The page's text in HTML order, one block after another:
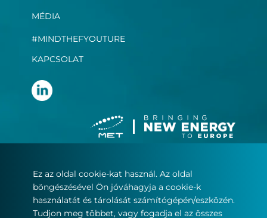
MÉDIA
#MINDTHEFYOUTURE
KAPCSOLAT
Felhasználási feltételek
Adatvédelmi nyilatkozat
Sütikezelés
Ez az oldal cookie-kat használ. Az oldal
böngészésével Ön jóváhagyja a cookie-k
használatát és tárolását számítógépén/eszközén.
Tudjon meg többet, vagy fogadja el az összes